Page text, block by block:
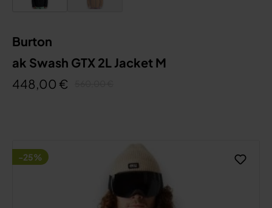
Burton
ak Swash GTX 2L Jacket M
448,00 €
-25%